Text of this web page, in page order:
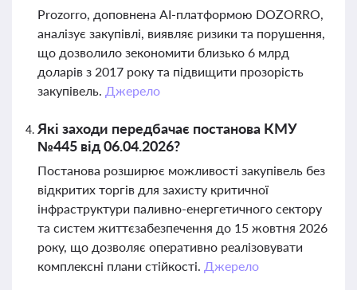
Prozorro, доповнена AI-платформою DOZORRO,
аналізує закупівлі, виявляє ризики та порушення,
що дозволило зекономити близько 6 млрд
доларів з 2017 року та підвищити прозорість
закупівель. Джерело
Які заходи передбачає постанова КМУ
№445 від 06.04.2026?
Постанова розширює можливості закупівель без
відкритих торгів для захисту критичної
інфраструктури паливно-енергетичного сектору
та систем життєзабезпечення до 15 жовтня 2026
року, що дозволяє оперативно реалізовувати
комплексні плани стійкості. Джерело